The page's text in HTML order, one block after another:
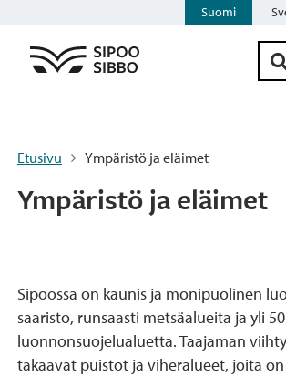
Suomi
Etusivu Ympäristö ja eläimet
Ympäristö ja eläimet
Sipoossa on kaunis ja monipuolinen
saaristo, runsaasti metsäalueita ja yli 50
luonnonsuojelualuetta. Taajaman
takaavat puistot ja viheralueet, joita on